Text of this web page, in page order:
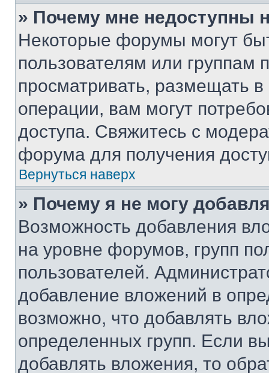
» Почему мне недоступны
Некоторые форумы могут
пользователям или группам
просматривать, размещать
операции, вам могут
доступа. Свяжитесь с
форума для получения
Вернуться наверх
» Почему я не могу
Возможность добавления
на уровне форумов, групп
пользователей.
добавление вложений в
возможно, что добавлять
определенных групп. Если
добавлять вложения, то